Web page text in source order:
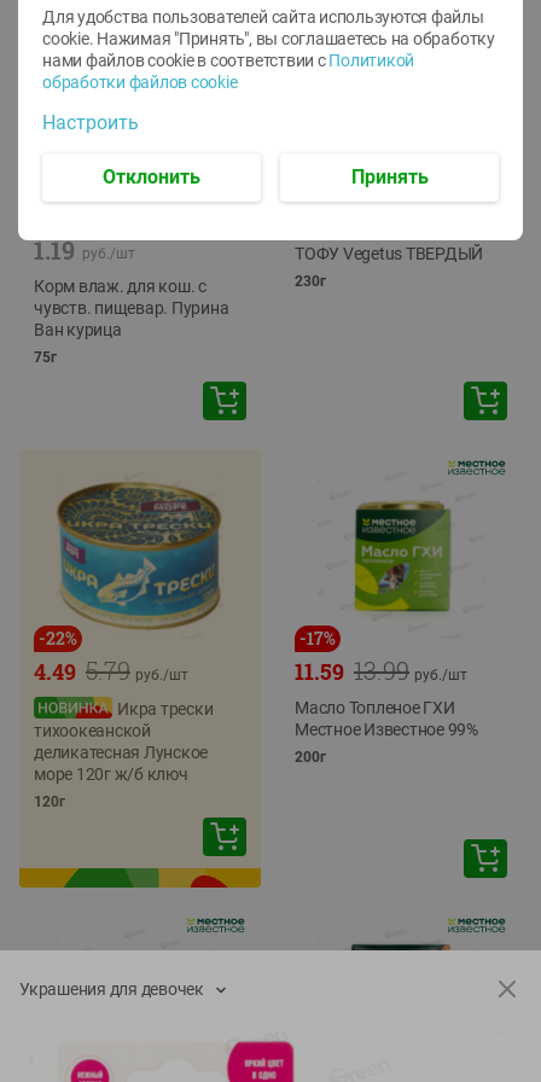
1.19 руб./шт
Корм влаж. для кош. с
чувств. пищевар. Пурина
Ван курица
75г
ТОФУ Vegetus ТВЕРДЫЙ
230г
-22%
5.79
4.49 руб./шт
Икра трески
тихоокеанской
деликатесная Лунское
море 120г ж/б ключ
120г
-17%
13.99
11.59 руб./шт
Масло Топленое ГХИ
Местное Известное 99%
200г
Украшения для девочек
Для удобства пользователей сайта используются файлы
cookie. Нажимая "Принять", вы соглашаетесь на обработку
нами файлов cookie в соответствии с Политикой
обработки файлов cookie
Настроить
Отклонить Принять